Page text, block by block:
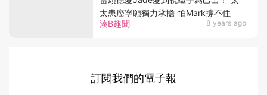
湊B趣聞 8 years ago
太患癌寧願獨力承擔 怕Mark撐不住
訂閱我們的電子報